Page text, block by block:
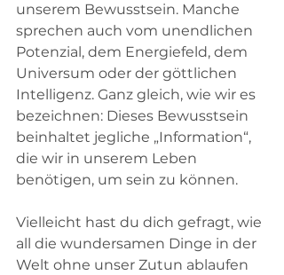
unserem Bewusstsein. Manche
sprechen auch vom unendlichen
Potenzial, dem Energiefeld, dem
Universum oder der göttlichen
Intelligenz. Ganz gleich, wie wir es
bezeichnen: Dieses Bewusstsein
beinhaltet jegliche „Information“,
die wir in unserem Leben
benötigen, um sein zu können.
Vielleicht hast du dich gefragt, wie
all die wundersamen Dinge in der
Welt ohne unser Zutun ablaufen